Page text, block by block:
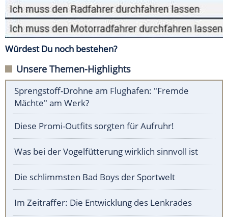
Würdest Du noch bestehen?
Unsere Themen-Highlights
Sprengstoff-Drohne am Flughafen: "Fremde
Mächte" am Werk?
Diese Promi-Outfits sorgten für Aufruhr!
Was bei der Vogelfütterung wirklich sinnvoll ist
Die schlimmsten Bad Boys der Sportwelt
Im Zeitraffer: Die Entwicklung des Lenkrades